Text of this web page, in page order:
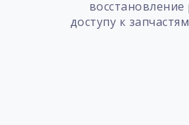
доступу к